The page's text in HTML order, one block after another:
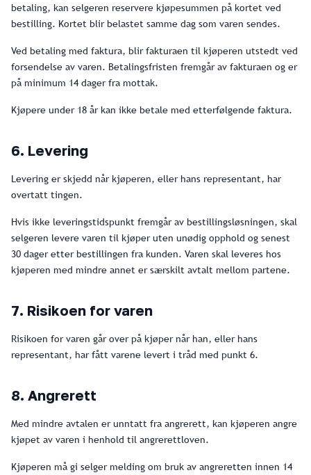
betaling, kan selgeren reservere kjøpesummen på kortet ved
bestilling. Kortet blir belastet samme dag som varen sendes.
Ved betaling med faktura, blir fakturaen til kjøperen utstedt ved
forsendelse av varen. Betalingsfristen fremgår av fakturaen og er
på minimum 14 dager fra mottak.
Kjøpere under 18 år kan ikke betale med etterfølgende faktura.
6. Levering
Levering er skjedd når kjøperen, eller hans representant, har
overtatt tingen.
Hvis ikke leveringstidspunkt fremgår av bestillingsløsningen, skal
selgeren levere varen til kjøper uten unødig opphold og senest
30 dager etter bestillingen fra kunden. Varen skal leveres hos
kjøperen med mindre annet er særskilt avtalt mellom partene.
7. Risikoen for varen
Risikoen for varen går over på kjøper når han, eller hans
representant, har fått varene levert i tråd med punkt 6.
8. Angrerett
Med mindre avtalen er unntatt fra angrerett, kan kjøperen angre
kjøpet av varen i henhold til angrerettloven.
Kjøperen må gi selger melding om bruk av angreretten innen 14